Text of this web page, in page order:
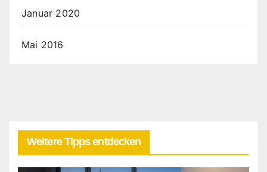
Januar 2020
Mai 2016
Weitere Tipps entdecken